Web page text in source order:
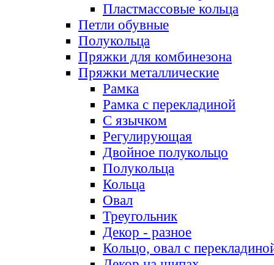
Пластмассовые кольца
Петли обувные
Полукольца
Пряжки для комбинезона
Пряжки металлические
Рамка
Рамка с перекладиной
С язычком
Регулирующая
Двойное полукольцо
Полукольца
Кольца
Овал
Треугольник
Декор - разное
Кольцо, овал с